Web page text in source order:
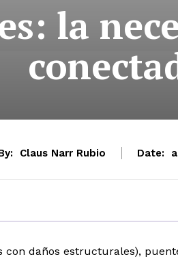
la
Claus Narr Rubio Date:
daños estructurales),